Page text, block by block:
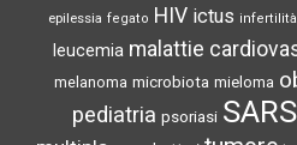
epilessia fegato HIV ictus infertilità
leucemia malattie
melanoma microbiota mieloma
pediatria psoriasi